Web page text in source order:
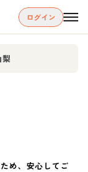
ログイン
梨
め、安心してご